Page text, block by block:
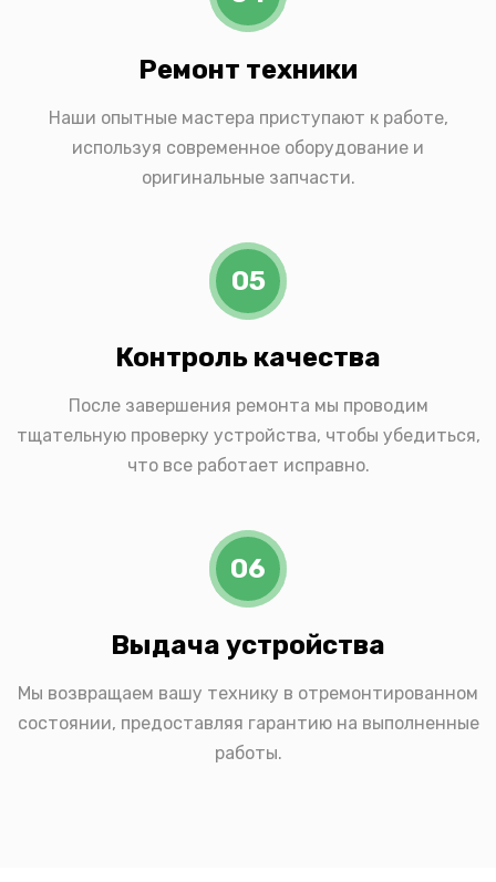
Ремонт техники
Наши опытные мастера приступают к работе,
используя современное оборудование и
оригинальные запчасти.
05
Контроль качества
После завершения ремонта мы проводим
тщательную проверку устройства, чтобы убедиться,
что все работает исправно.
06
Выдача устройства
Мы возвращаем вашу технику в отремонтированном
состоянии, предоставляя гарантию на выполненные
работы.